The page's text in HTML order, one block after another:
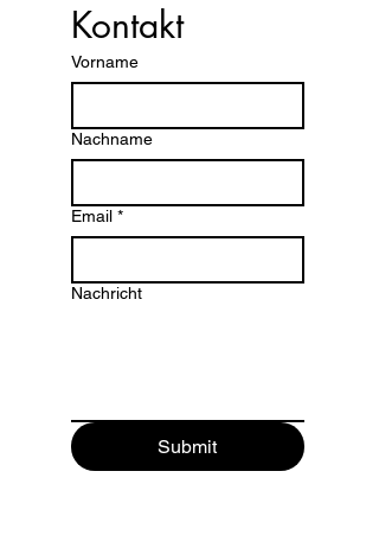
Kontakt
Vorname
Nachname
Email *
Nachricht
Submit